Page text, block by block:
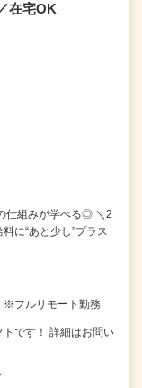
在宅OK
仕組みが学べる◎ ＼2
に“あと少し”プラス
フルリモート勤務
です！ 詳細はお問い